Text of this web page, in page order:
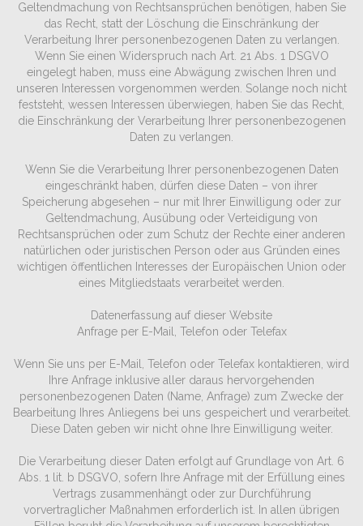
Geltendmachung von Rechtsansprüchen benötigen, haben Sie
das Recht, statt der Löschung die Einschränkung der
Verarbeitung Ihrer personenbezogenen Daten zu verlangen.
Wenn Sie einen Widerspruch nach Art. 21 Abs. 1 DSGVO
eingelegt haben, muss eine Abwägung zwischen Ihren und
unseren Interessen vorgenommen werden. Solange noch nicht
feststeht, wessen Interessen überwiegen, haben Sie das Recht,
die Einschränkung der Verarbeitung Ihrer personenbezogenen
Daten zu verlangen.
Wenn Sie die Verarbeitung Ihrer personenbezogenen Daten
eingeschränkt haben, dürfen diese Daten – von ihrer
Speicherung abgesehen – nur mit Ihrer Einwilligung oder zur
Geltendmachung, Ausübung oder Verteidigung von
Rechtsansprüchen oder zum Schutz der Rechte einer anderen
natürlichen oder juristischen Person oder aus Gründen eines
wichtigen öffentlichen Interesses der Europäischen Union oder
eines Mitgliedstaats verarbeitet werden.
Datenerfassung auf dieser Website
Anfrage per E-Mail, Telefon oder Telefax
Wenn Sie uns per E-Mail, Telefon oder Telefax kontaktieren, wird
Ihre Anfrage inklusive aller daraus hervorgehenden
personenbezogenen Daten (Name, Anfrage) zum Zwecke der
Bearbeitung Ihres Anliegens bei uns gespeichert und verarbeitet.
Diese Daten geben wir nicht ohne Ihre Einwilligung weiter.
Die Verarbeitung dieser Daten erfolgt auf Grundlage von Art. 6
Abs. 1 lit. b DSGVO, sofern Ihre Anfrage mit der Erfüllung eines
Vertrags zusammenhängt oder zur Durchführung
vorvertraglicher Maßnahmen erforderlich ist. In allen übrigen